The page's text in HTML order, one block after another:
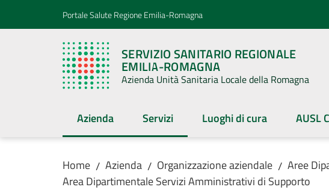
Vai al contenuto
Vai alla navigazionePortale Salute Regione Emilia-Romagna
SERVIZIO SANITARIO REGIONALE
EMILIA-ROMAGNA
Azienda Unità Sanitaria Locale della Romagna
Azienda
Menu selezionatoServizi
Menu selezionatoLuoghi di cura AUSL
Home / Azienda / Organizzazione aziendale / Aree
Area Dipartimentale Servizi Amministrativi di Supporto